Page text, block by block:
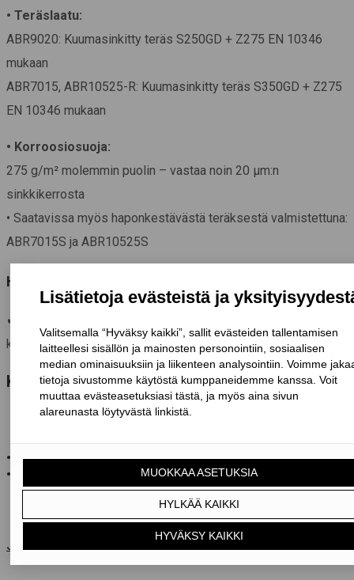
• Teräslaatu:
ABR9020: Kuumasinkitty teräs S250GD + Z275 EN 10346
mukaan
ABR7015, ABR10525-R: Kuumasinkitty teräs S350GD + Z275
EN 10346 mukaan
• Korroosiosuoja:
275 g/m² molemmin puolin – vastaa noin 20 μm:n
sinkkikerrosta
• Saatavissa myös haponkestävästä teräksestä valmistettuna:
ABR7015S ja ABR10525S
Hyödyt
✔
kulmalevy
KÄYTTÖTARKOITUS
• Puu-puu – liitokset
• Puupilarit ja -palkit
Järjestelmätuotteet